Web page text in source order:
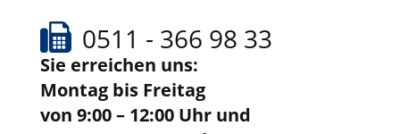
0511 - 366 98 33
Sie erreichen uns:
Montag bis Freitag
von 9:00 – 12:00 Uhr und